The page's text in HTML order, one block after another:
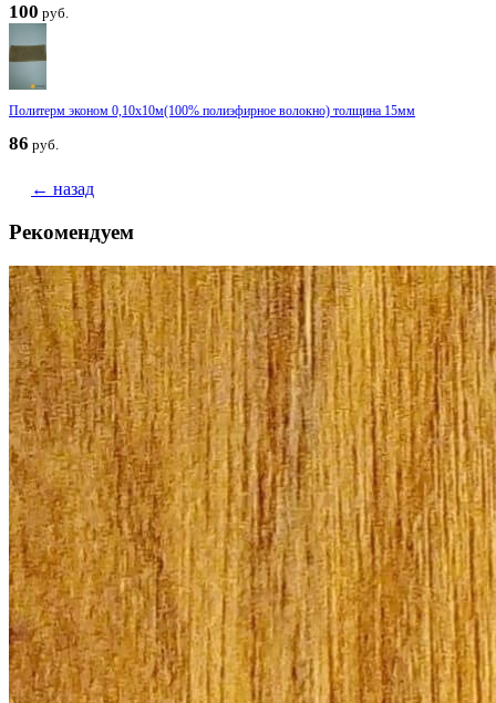
100 руб.
Политерм эконом 0,10х10м(100% полиэфирное волокно) толщина 15мм
86 руб.
← назад
Рекомендуем